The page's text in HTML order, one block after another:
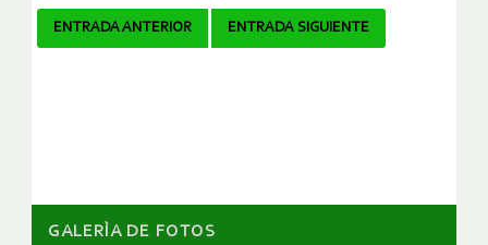
Navegador
ENTRADA ANTERIOR ENTRADA SIGUIENTE
GALERÌA DE FOTOS